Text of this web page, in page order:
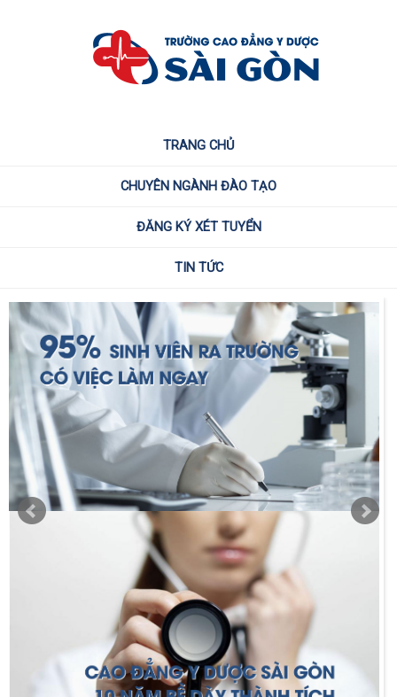
TRANG CHỦ
CHUYÊN NGÀNH ĐÀO TẠO
ĐĂNG KÝ XÉT TUYỂN
TIN TỨC